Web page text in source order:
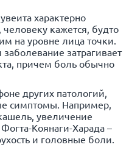
характерно
кажется, будто
на уровне лица точки.
затрагивает
причем боль обычно
других патологий,
симптомы. Например,
увеличение
Коянаги-Харада –
и головные боли.